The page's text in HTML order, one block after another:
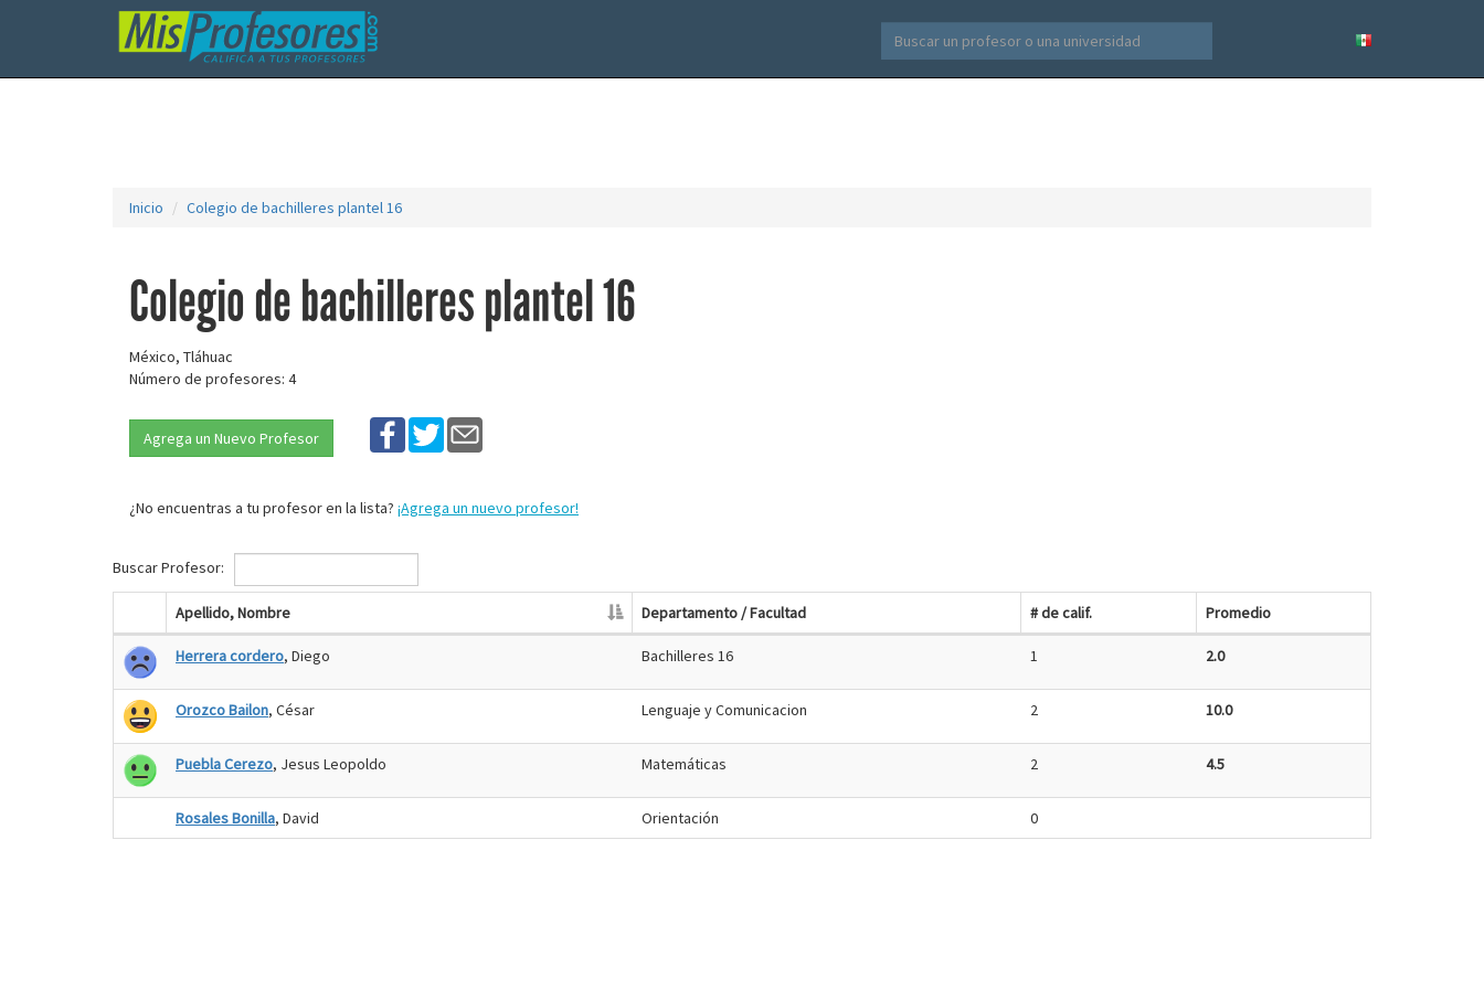
Inicio Colegio de bachilleres plantel 16
Colegio de bachilleres plantel 16
México, Tláhuac
Número de profesores: 4
Agrega un Nuevo Profesor
¿No encuentras a tu profesor en la lista? ¡Agrega un nuevo profesor!
Buscar Profesor:
Apellido, Nombre Departamento / Facultad # de calif. Promedio
Herrera cordero, Diego Bachilleres 16 1 2.0
Orozco Bailon, César Lenguaje y Comunicacion 2 10.0
Puebla Cerezo, Jesus Leopoldo Matemáticas 2 4.5
Rosales Bonilla, David Orientación 0